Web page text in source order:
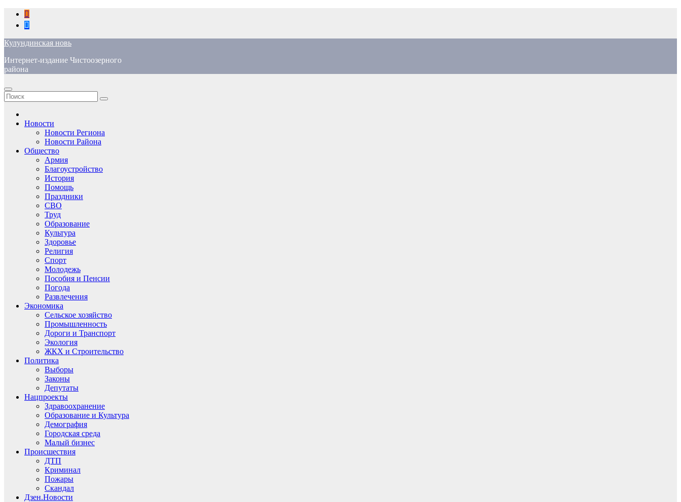
Перейти
содержимому
Кулундинская новь
Интернет-издание Чистоозерного
района
Новости
Новости Региона
Новости Района
Общество
Армия
Благоустройство
История
Помощь
Праздники
СВО
Труд
Образование
Культура
Здоровье
Религия
Спорт
Молодежь
Пособия и Пенсии
Погода
Развлечения
Экономика
Сельское хозяйство
Промышленность
Дороги и Транспорт
Экология
ЖКХ и Строительство
Политика
Выборы
Законы
Депутаты
Нацпроекты
Здравоохранение
Образование и Культура
Демография
Городская среда
Малый бизнес
Происшествия
ДТП
Криминал
Пожары
Скандал
Дзен.Новости